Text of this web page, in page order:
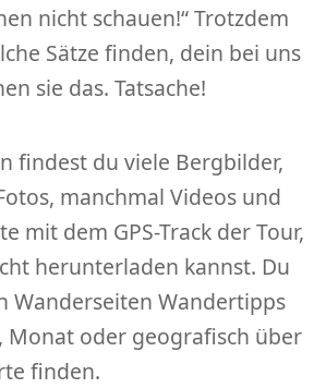
nicht schauen!“ Trotzdem
Sätze finden, dein bei uns
sie das. Tatsache!
findest du viele Bergbilder,
manchmal Videos und
mit dem GPS-Track der Tour,
herunterladen kannst. Du
Wanderseiten Wandertipps
Monat oder geografisch über
finden.